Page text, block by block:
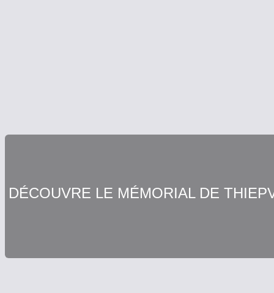
DÉCOUVRE LE MÉMORIAL DE